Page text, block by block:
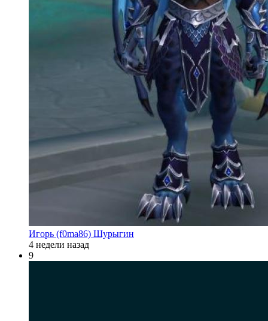
Игорь (f0ma86) Шурыгин
4 недели назад
9